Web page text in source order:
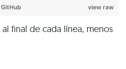
view raw
GitHub
final de cada línea, menos